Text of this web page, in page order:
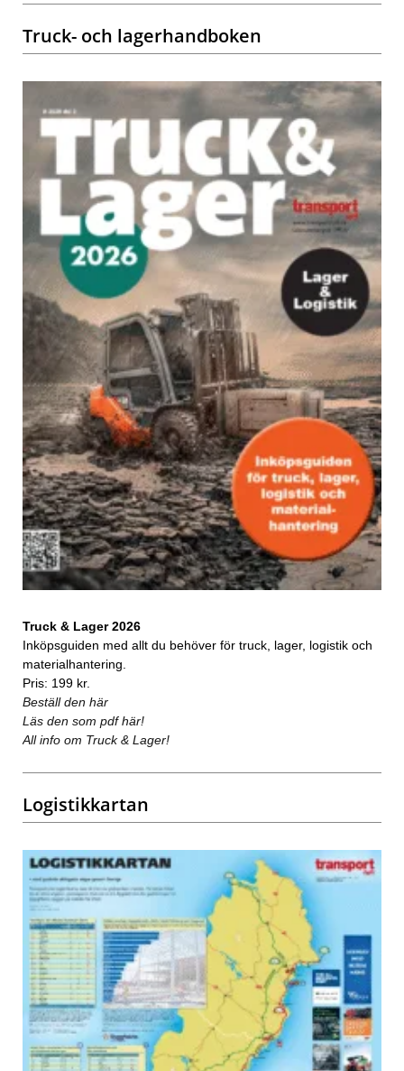
Truck- och lagerhandboken
Truck & Lager 2026
Inköpsguiden med allt du behöver för truck, lager, logistik och
materialhantering.
Pris: 199 kr.
Beställ den här
Läs den som pdf här!
All info om Truck & Lager!
Logistikkartan